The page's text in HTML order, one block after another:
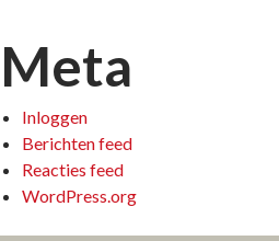
Meta
Inloggen
Berichten feed
Reacties feed
WordPress.org